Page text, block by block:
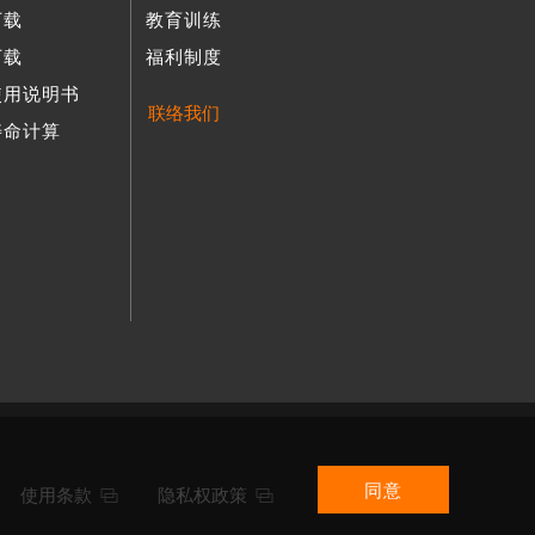
说明书
命计算
教育训练
福利制度
联络我们
使用条款 隐私权政策 同意